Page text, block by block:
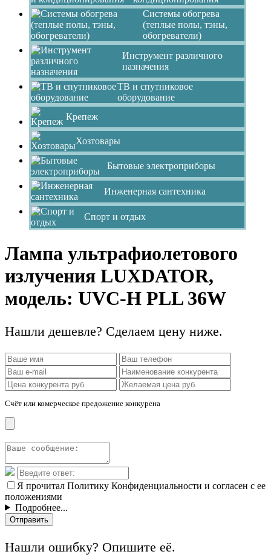
Системы обогрева
(теплые полы, тэны,
обогреватели)
Инструмент различного
назначения
ТВ и спутниковое
оборудование
Крепеж
Хозтовары
Бытовые электроприборы
Инженерная сантехника
Спорт и отдых
Лампа ультрафиолетового
излучения LUXDATOR,
модель: UVC-Н PLL 36W
Нашли дешевле? Сделаем цену ниже.
Счёт или комерческое предожение конкурена
Я прочитал Политику Конфиденциальности и согласен с ее
положениями
Подробнее...
Отправить
Нашли ошибку? Опишите её.